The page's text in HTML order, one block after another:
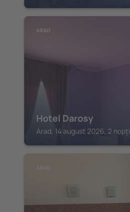
ARAD
Hotel Darosy
Arad, 14 august 2026, 2 nopți
ARAD